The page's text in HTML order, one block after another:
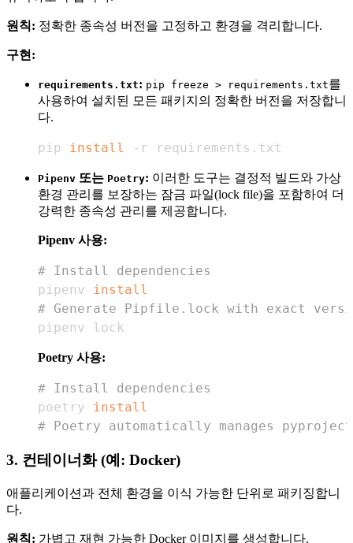
원칙: 정확한 종속성 버전을 고정하고 환경을 격리합니다.
구현:
requirements.txt: pip freeze > requirements.txt를
사용하여 설치된 모든 패키지의 정확한 버전을 저장합니
다.
pip install -r requirements.txt
Pipenv 또는 Poetry: 이러한 도구는 결정적 빌드와 가상
환경 관리를 보장하는 잠금 파일(lock file)을 포함하여 더
강력한 종속성 관리를 제공합니다.
Pipenv 사용:
# Install dependencies
pipenv
install
# Generate Pipfile.lock with exact
pipenv lock
Poetry 사용:
# Install dependencies
poetry
install
# Poetry automatically manages
3. 컨테이너화 (예: Docker)
애플리케이션과 전체 환경을 이식 가능한 단위로 패키징합니
다.
원칙: 가볍고 재현 가능한 Docker 이미지를 생성합니다.